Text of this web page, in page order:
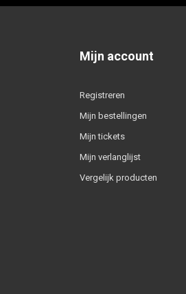
Mijn account
Registreren
Mijn bestellingen
Mijn tickets
Mijn verlanglijst
Vergelijk producten